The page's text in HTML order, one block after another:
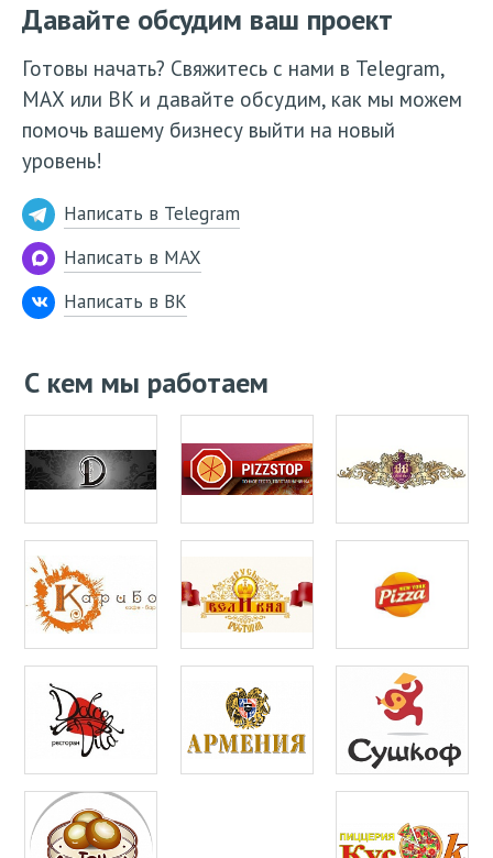
Давайте обсудим ваш проект
Готовы начать? Свяжитесь с нами в Telegram,
МАХ или ВК и давайте обсудим, как мы можем
помочь вашему бизнесу выйти на новый
уровень!
Написать в Telegram
Написать в MAX
Написать в ВК
С кем мы работаем